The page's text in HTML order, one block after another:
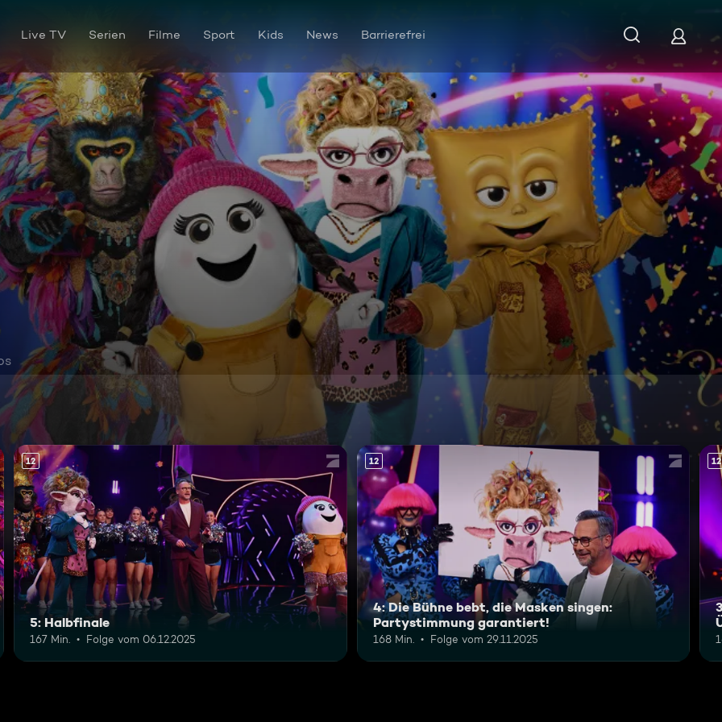
Live TV Serien Filme Sport Kids News Barrierefrei
12
5: Halbfinale
167 Min. Folge vom 06.12.2025
12
4: Die Bühne bebt, die Masken singen:
Partystimmung garantiert!
168 Min. Folge vom 29.11.2025
12